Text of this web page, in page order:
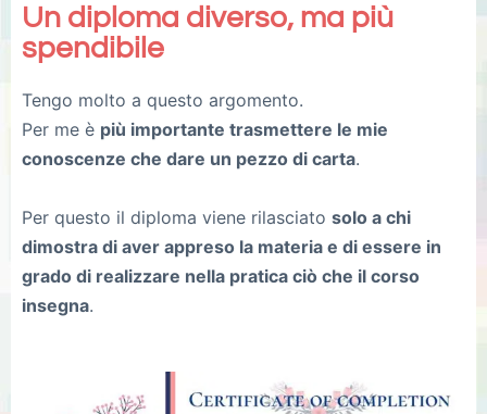
Un diploma diverso, ma più
spendibile
Tengo molto a questo argomento.
Per me è più importante trasmettere le mie
conoscenze che dare un pezzo di carta.
Per questo il diploma viene rilasciato solo a chi
dimostra di aver appreso la materia e di essere in
grado di realizzare nella pratica ciò che il corso
insegna.